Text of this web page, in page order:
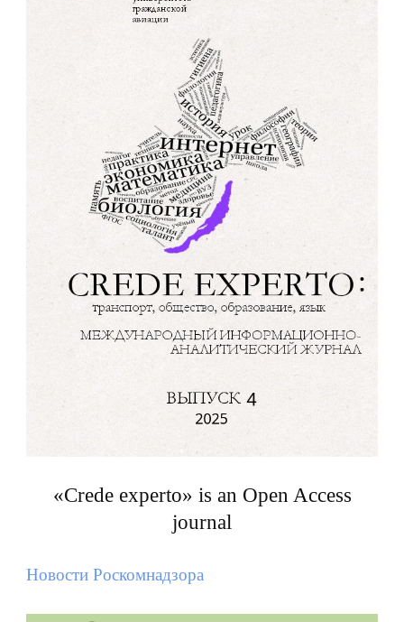
«Crede experto» is an Open Access
journal
Новости Роскомнадзора